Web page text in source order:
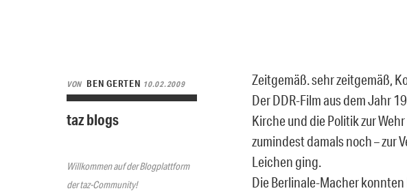
VON BEN GERTEN 10.02.2009
taz blogs
Willkommen auf der Blogplattform
der taz-Community!
Zeitgemäß. sehr zeitgemäß,
Der DDR-Film aus dem Jahr
Kirche und die Politik zur
zumindest damals noch – zur
Leichen ging.
Die Berlinale-Macher